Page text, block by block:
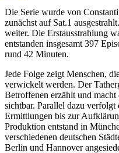
Die Serie wurde von
zunächst auf Sat.1
weiter. Die Erstausstrahlung
entstanden insgesamt 397
rund 42 Minuten.
Jede Folge zeigt Menschen,
verwickelt werden. Der
Betroffenen erzählt und
sichtbar. Parallel dazu
Ermittlungen bis zur
Produktion entstand in
verschiedenen deutschen
Berlin und Hannover